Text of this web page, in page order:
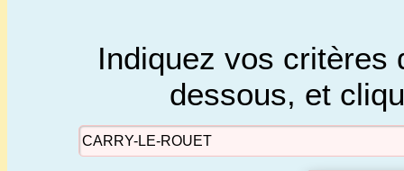
Indiquez vos critères
dessous, et